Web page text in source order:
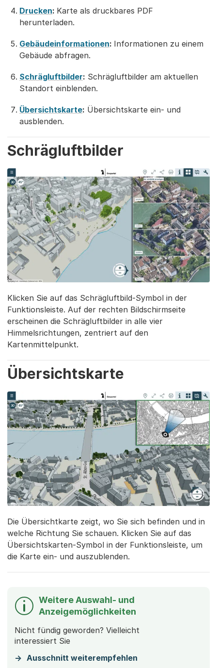
Drucken: Karte als druckbares PDF
herunterladen.
Gebäudeinformationen: Informationen zu einem
Gebäude abfragen.
Schrägluftbilder: Schrägluftbilder am aktuellen
Standort einblenden.
Übersichtskarte: Übersichtskarte ein- und
ausblenden.
Schrägluftbilder
Klicken Sie auf das Schrägluftbild-Symbol in der
Funktionsleiste. Auf der rechten Bildschirmseite
erscheinen die Schrägluftbilder in alle vier
Himmelsrichtungen, zentriert auf den
Kartenmittelpunkt.
Übersichtskarte
Die Übersichtkarte zeigt, wo Sie sich befinden und in
welche Richtung Sie schauen. Klicken Sie auf das
Übersichtskarten-Symbol in der Funktionsleiste, um
die Karte ein- und auszublenden.
Weitere Auswahl- und
Anzeigemöglichkeiten
Nicht fündig geworden? Vielleicht
interessiert Sie
Ausschnitt weiterempfehlen